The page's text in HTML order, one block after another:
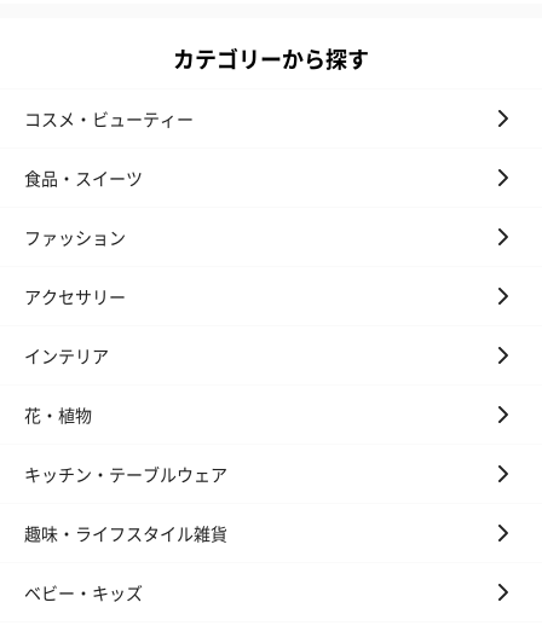
場合がございます。予めご了承ください。（漢字、ひらがな・ピ
ため、アルファベット大文字をご希望の場合は頭文字のみのご入
※全て大文字でご入力いただいた場合、刻印スペースの関係で頭
マフラー専用BOX
マフラーを薄紙で丁寧に包んでお届けいたします。
カテゴリーから探す
コスメ・ビューティー
食品・スイーツ
ファッション
アクセサリー
インテリア
花・植物
キッチン・テーブルウェア
趣味・ライフスタイル雑貨
ベビー・キッズ